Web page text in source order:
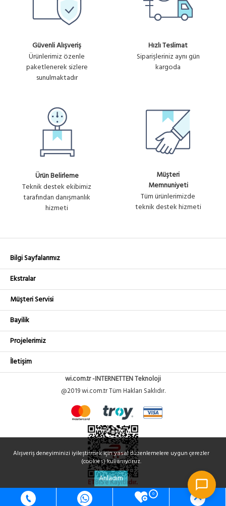
0
Güvenli Alışveriş
Ürünlerimiz özenle
paketlenerek sizlere
sunulmaktadır
Hızlı Teslimat
Siparişleriniz aynı gün
kargoda
Ürün Belirleme
Teknik destek ekibimiz
tarafından danışmanlık
hizmeti
Müşteri
Memnuniyeti
Tüm ürünlerimizde
teknik destek hizmeti
Bilgi Sayfalarımız
Ekstralar
Müşteri Servisi
Bayilik
Projelerimiz
İletişim
wi.com.tr -INTERNETTEN Teknoloji
@2019 wi.com.tr Tüm Hakları Saklıdır.
Alışveriş deneyiminizi iyileştirmek için yasal düzenlemelere uygun çerezler
(cookies) kullanıyoruz.
Anladım